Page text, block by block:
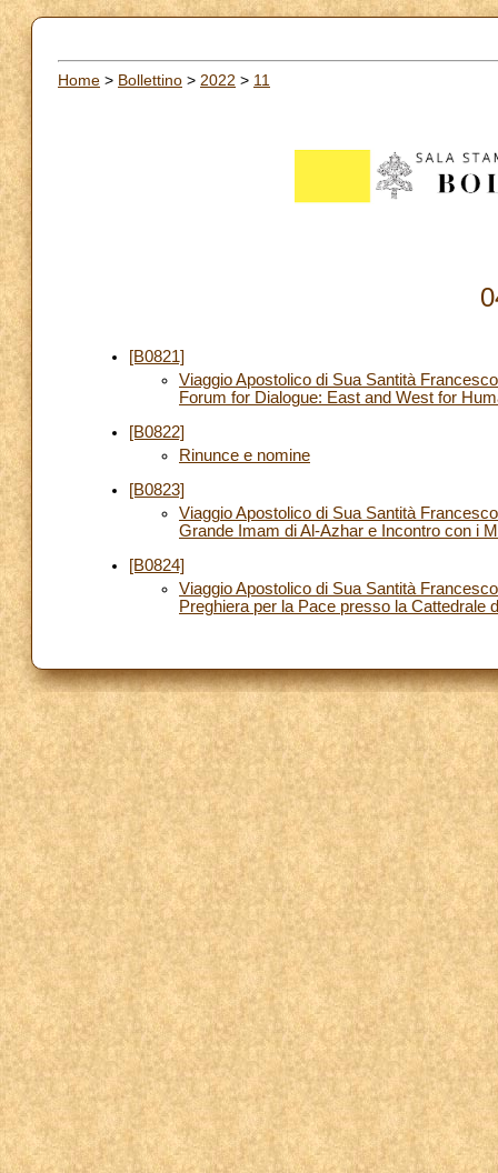
Home > Bollettino > 2022 > 11
[B0821]
Viaggio Apostolico di Sua Santità
Forum for Dialogue: East and West for
[B0822]
Rinunce e nomine
[B0823]
Viaggio Apostolico di Sua Santità
Grande Imam di Al-Azhar e Incontro con i
[B0824]
Viaggio Apostolico di Sua Santità
Preghiera per la Pace presso la Cattedrale